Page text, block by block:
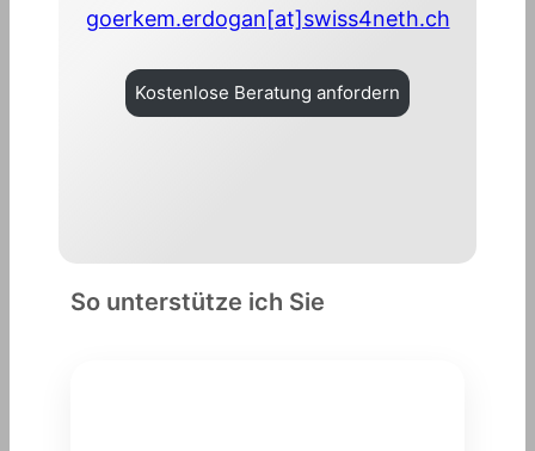
goerkem.erdogan[at]swiss4neth.ch
Kostenlose Beratung anfordern
So unterstütze ich Sie